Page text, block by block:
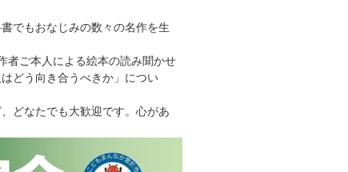
でもおなじみの数々の名作を生
者ご本人による絵本の読み聞かせ
どう向き合うべきか」につい
どなたでも大歓迎です。心があ